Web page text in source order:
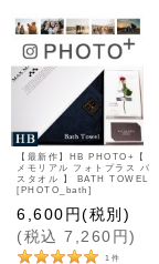
並び順
【最新作】HB PHOTO+【
メモリアル フォトプラス バ
スタオル 】 BATH TOWEL
[PHOTO_bath]
6,600円(税別)
(税込 7,260 円)
1 件